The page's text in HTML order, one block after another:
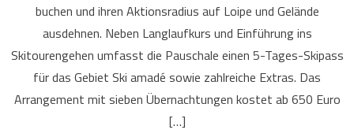
buchen und ihren Aktionsradius auf Loipe und Gelände
ausdehnen. Neben Langlaufkurs und Einführung ins
Skitourengehen umfasst die Pauschale einen 5-Tages-Skipass
für das Gebiet Ski amadé sowie zahlreiche Extras. Das
Arrangement mit sieben Übernachtungen kostet ab 650 Euro
[…]